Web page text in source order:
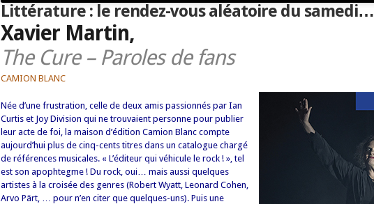
Littérature : le rendez-vous aléatoire du samedi…
Xavier Martin,
The Cure – Paroles de fans
CAMION BLANC
Née d’une frustration, celle de deux amis passionnés par Ian
Curtis et Joy Division qui ne trouvaient personne pour publier
leur acte de foi, la maison d’édition Camion Blanc compte
aujourd’hui plus de cinq-cents titres dans un catalogue chargé
de références musicales. « L’éditeur qui véhicule le rock ! », tel
est son apophtegme ! Du rock, oui… mais aussi quelques
artistes à la croisée des genres (Robert Wyatt, Leonard Cohen,
Arvo Pärt, … pour n’en citer que quelques-uns). Puis une